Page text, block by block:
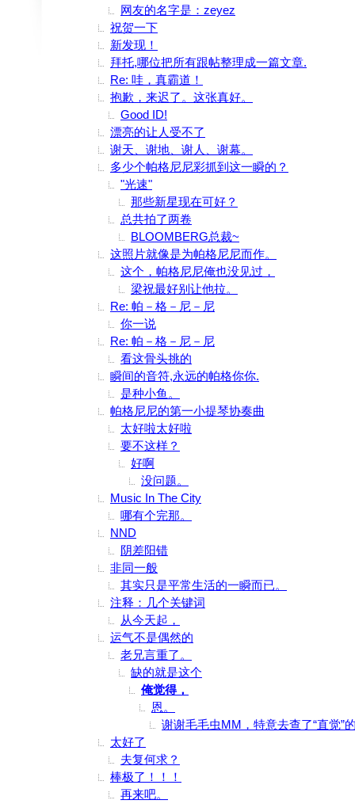
网友的名字是：zeyez
祝贺一下
新发现！
拜托,哪位把所有跟帖整理成一篇文章.
Re: 哇，真霸道！
抱歉，来迟了。这张真好。
Good ID!
漂亮的让人受不了
谢天、谢地、谢人、谢幕。
多少个帕格尼尼彩抓到这一瞬的？
"光速"
那些新星现在可好？
总共拍了两卷
BLOOMBERG总裁~
这照片就像是为帕格尼尼而作。
这个，帕格尼尼俺也没见过，
梁祝最好别让他拉。
Re: 帕－格－尼－尼
你一说
Re: 帕－格－尼－尼
看这骨头挑的
瞬间的音符,永远的帕格你你.
是种小鱼。
帕格尼尼的第一小提琴协奏曲
太好啦太好啦
要不这样？
好啊
没问题。
Music In The City
哪有个完那。
NND
阴差阳错
非同一般
其实只是平常生活的一瞬而已。
注释：几个关键词
从今天起，
运气不是偶然的
老兄言重了。
缺的就是这个
俺觉得，
恩。
谢谢毛毛虫MM，特意去查了“直觉”
太好了
夫复何求？
棒极了！！！
再来吧。